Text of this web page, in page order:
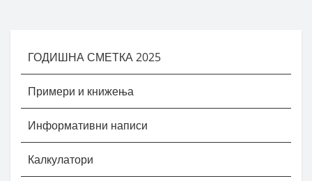
ГОДИШНА СМЕТКА 2025
Примери и книжења
Информативни написи
Калкулатори